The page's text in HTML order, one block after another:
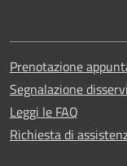
Prenotazione
Segnalazione
Leggi le FAQ
Richiesta di